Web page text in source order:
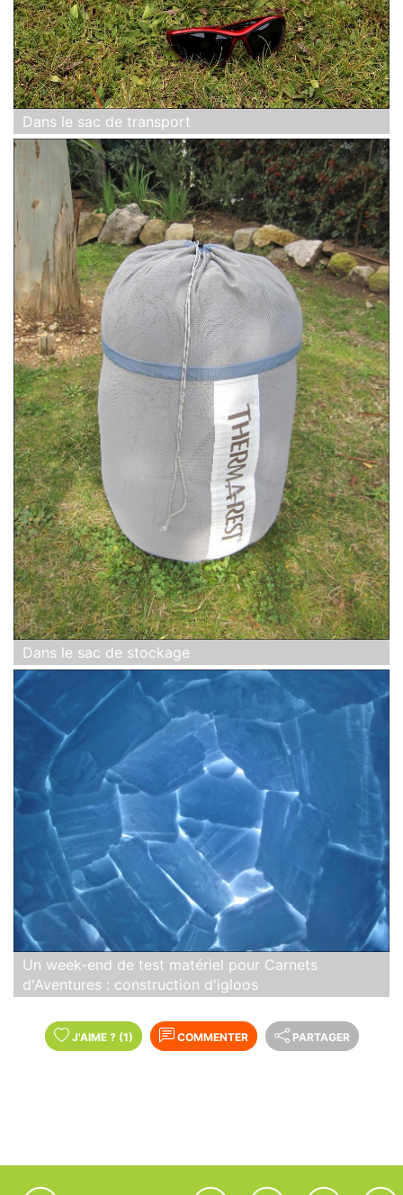
Dans le sac de transport
Dans le sac de stockage
Un week-end de test matériel pour Carnets
d'Aventures : construction d'igloos
J'AIME ? (1) COMMENTER PARTAGER